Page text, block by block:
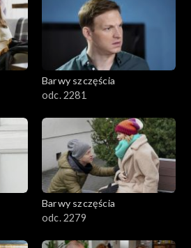
Barwy szczęścia
odc. 2281
Barwy szczęścia
odc. 2279